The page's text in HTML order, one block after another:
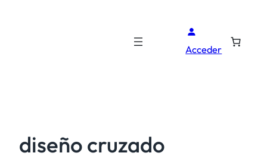
Acceder
diseño cruzado